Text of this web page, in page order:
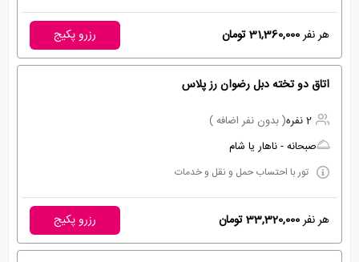
هر نفر31,360,000 تومان رزرو پکیج
اتاق دو تخته دبل رضوان رز پلاس
2 نفره
( بدون نفر اضافه )
صبحانه - ناهار یا شام
تور با احتساب حمل و نقل و خدمات
هر نفر33,320,000 تومان رزرو پکیج